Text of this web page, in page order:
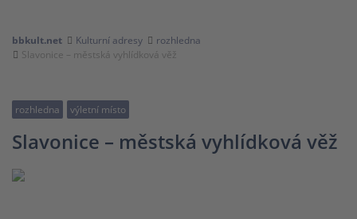
bbkult.net Kulturní adresy
rozhledna
Slavonice – městská vyhlídková věž
rozhledna výletní místo
Slavonice – městská vyhlídková věž